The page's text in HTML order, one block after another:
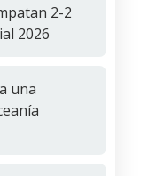
2-2
2026
una